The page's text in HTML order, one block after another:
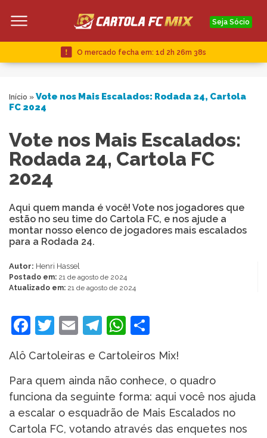
Seja Sócio
O mercado fecha em: 1d 2h 26m 37s
Início » Vote nos Mais Escalados: Rodada 24, Cartola
FC 2024
Vote nos Mais Escalados:
Rodada 24, Cartola FC
2024
Aqui quem manda é você! Vote nos jogadores que
estão no seu time do Cartola FC, e nos ajude a
montar nosso elenco de jogadores mais escalados
para a Rodada 24.
Autor: Henri Hassel
Postado em: 21 de agosto de 2024
Atualizado em: 21 de agosto de 2024
Facebook
Twitter
EmailTelegram
WhatsApp
Alô Cartoleiras e Cartoleiros Mix!
Para quem ainda não conhece, o quadro
funciona da seguinte forma: aqui você nos ajuda
a escalar o esquadrão de Mais Escalados no
Cartola FC, votando através das enquetes nos